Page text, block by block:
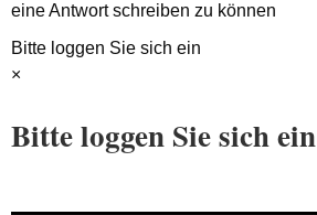
eine Antwort schreiben zu können
Bitte loggen Sie sich ein
×
Bitte loggen Sie sich ein